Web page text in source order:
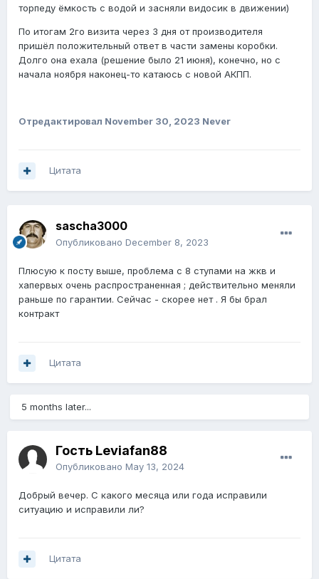
торпеду ёмкость с водой и засняли видосик в движении)
По итогам 2го визита через 3 дня от производителя
пришёл положительный ответ в части замены коробки.
Долго она ехала (решение было 21 июня), конечно, но с
начала ноября наконец-то катаюсь с новой АКПП.
Отредактировал November 30, 2023 Never
Цитата
sascha3000
Опубликовано December 8, 2023
Плюсую к посту выше, проблема с 8 ступами на жкв и
хапервых очень распространенная ; действительно меняли
раньше по гарантии. Сейчас - скорее нет . Я бы брал
контракт
Цитата
5 months later...
Гость Leviafan88
Опубликовано May 13, 2024
Добрый вечер. С какого месяца или года исправили
ситуацию и исправили ли?
Цитата